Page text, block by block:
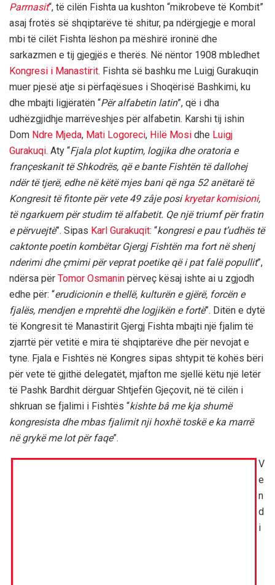
Parrnasit“, të cilën Fishta ua kushton “mikrobeve të Kombit”
asaj frotës së shqiptarëve të shitur, pa ndërgjegje e moral
mbi të cilët Fishta lëshon pa mëshirë ironinë dhe
sarkazmen e tij gjegjës e therës. Në nëntor 1908 mbledhet
Kongresi i Manastirit. Fishta së bashku me Luigj Gurakuqin
muer pjesë atje si përfaqësues i Shoqërisë Bashkimi, ku
dhe mbajti ligjëratën “Për alfabetin latin”, që i dha
udhëzgjidhje marrëveshjes për alfabetin. Karshi tij ishin
Dom Ndre Mjeda, Mati Logoreci, Hilë Mosi dhe Luigj
Gurakuqi. Aty “Fjala plot kuptim, logjika dhe oratoria e
françeskanit të Shkodrës, që e bante Fishtën të dallohej
ndër të tjerë, edhe në këtë mjes bani që nga 52 anëtarë të
Kongresit të fitonte për vete 49 zâje posikryetar komisioni,
të ngarkuem për studim të alfabetit. Qe një triumf për fratin
e përvuejtë”. Sipas Karl Gurakuqit: “kongresi e pau t’udhës të
caktonte poetin kombëtar Gjergj Fishtën ma fort në shenj
nderimi dhe çmimi për veprat poetike që i pat falë popullit”,
ndërsa për Tomor Osmanin përveç kësaj ishte ai u zgjodh
edhe për: “erudicionin e thellë, kulturën e gjërë, forcën e
fjalës, mendjen e mprehtë dhe logjikën e fortë”. Ditën e dytë
të Kongresit të Manastirit Gjergj Fishta mbajti një fjalim të
zjarrtë për vetitë e mira të shqiptarëve dhe për nevojat e
tyne. Fjala e Fishtës në Kongres sipas shtypit të kohës bëri
për vete të gjithë delegatët, mjafton me sjellë këtu një letër
të Pashk Bardhit dërguar Shtjefën Gjeçovit, në të cilën i
shkruan se fjalimi i Fishtës “kishte bâ me kja shumë
kongresista dhe mbas fjalimit nji hoxhë toskë e ka marrë
në grykë me lot për faqe”.
V
e
n
d
i